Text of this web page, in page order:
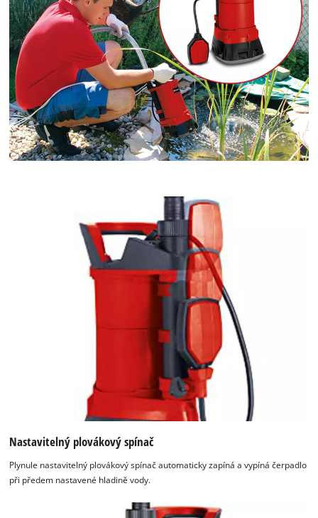
Nastavitelný plovákový spínač
Plynule nastavitelný plovákový spínač automaticky zapíná a vypíná čerpadlo
při předem nastavené hladině vody.